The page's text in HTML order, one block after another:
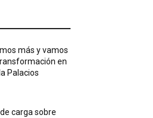
más y vamos
en
Palacios
carga sobre